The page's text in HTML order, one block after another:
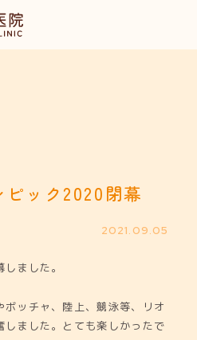
ック2020閉幕
2021.09.05
ました。
ッチャ、陸上、競泳等、リオ
ました。とても楽しかったで